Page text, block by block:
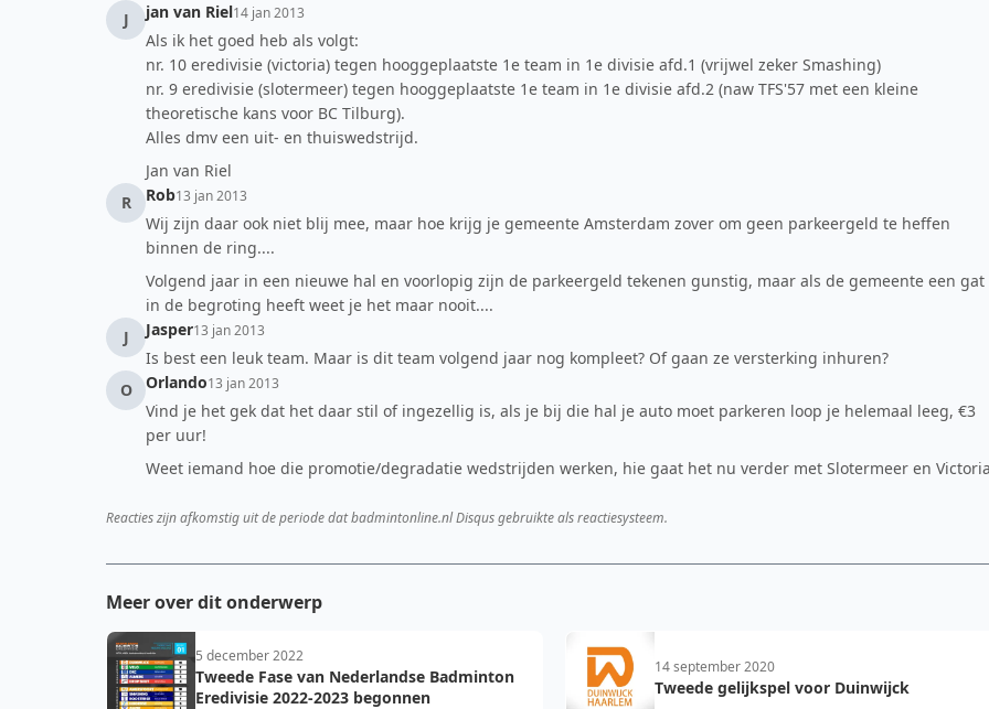
J jan van Riel14 jan 2013
Als ik het goed heb als volgt:
nr. 10 eredivisie (victoria) tegen hooggeplaatste 1e team in 1e divisie afd.1 (vrijwel zeker Smashing)
nr. 9 eredivisie (slotermeer) tegen hooggeplaatste 1e team in 1e divisie afd.2 (naw TFS'57 met een kleine
theoretische kans voor BC Tilburg).
Alles dmv een uit- en thuiswedstrijd.
Jan van Riel
R
Rob13 jan 2013
Wij zijn daar ook niet blij mee, maar hoe krijg je gemeente Amsterdam zover om geen parkeergeld te heffen
binnen de ring....
Volgend jaar in een nieuwe hal en voorlopig zijn de parkeergeld tekenen gunstig, maar als de gemeente een gat
in de begroting heeft weet je het maar nooit....
J
Jasper13 jan 2013
Is best een leuk team. Maar is dit team volgend jaar nog kompleet? Of gaan ze versterking inhuren?
O
Orlando13 jan 2013
Vind je het gek dat het daar stil of ingezellig is, als je bij die hal je auto moet parkeren loop je helemaal leeg, €3
per uur!
Weet iemand hoe die promotie/degradatie wedstrijden werken, hie gaat het nu verder met Slotermeer en
Reacties zijn afkomstig uit de periode dat badmintonline.nl Disqus gebruikte als reactiesysteem.
Meer over dit onderwerp
5 december 2022
Tweede Fase van Nederlandse Badminton
Eredivisie 2022-2023 begonnen
14 september 2020
Tweede gelijkspel voor Duinwijck